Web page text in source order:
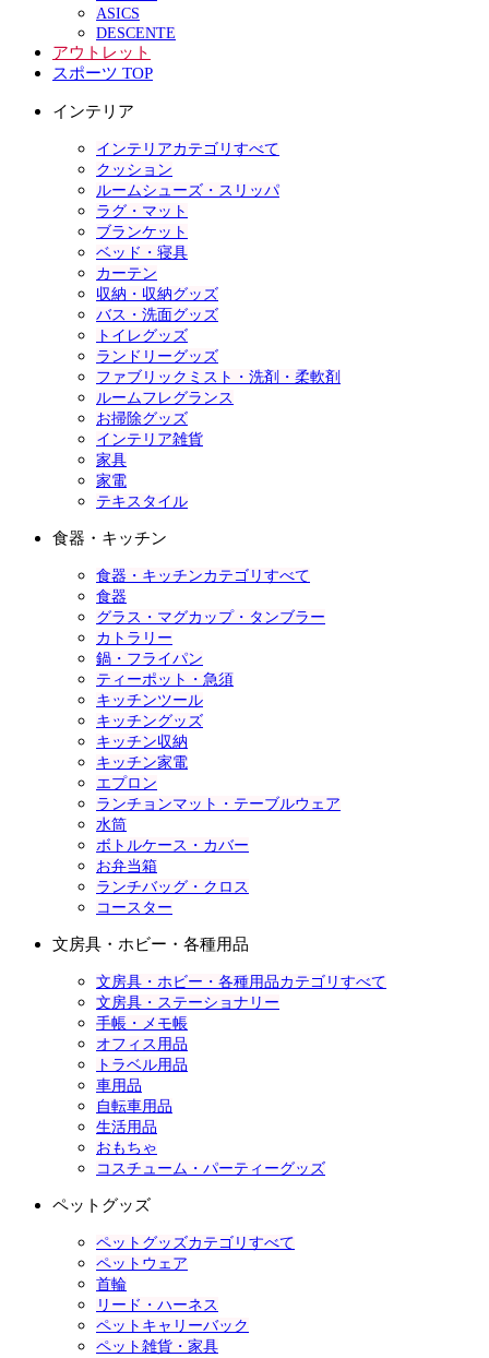
ASICS
DESCENTE
アウトレット
スポーツ TOP
インテリア
インテリアカテゴリすべて
クッション
ルームシューズ・スリッパ
ラグ・マット
ブランケット
ベッド・寝具
カーテン
収納・収納グッズ
バス・洗面グッズ
トイレグッズ
ランドリーグッズ
ファブリックミスト・洗剤・柔軟剤
ルームフレグランス
お掃除グッズ
インテリア雑貨
家具
家電
テキスタイル
食器・キッチン
食器・キッチンカテゴリすべて
食器
グラス・マグカップ・タンブラー
カトラリー
鍋・フライパン
ティーポット・急須
キッチンツール
キッチングッズ
キッチン収納
キッチン家電
エプロン
ランチョンマット・テーブルウェア
水筒
ボトルケース・カバー
お弁当箱
ランチバッグ・クロス
コースター
文房具・ホビー・各種用品
文房具・ホビー・各種用品カテゴリすべて
文房具・ステーショナリー
手帳・メモ帳
オフィス用品
トラベル用品
車用品
自転車用品
生活用品
おもちゃ
コスチューム・パーティーグッズ
ペットグッズ
ペットグッズカテゴリすべて
ペットウェア
首輪
リード・ハーネス
ペットキャリーバック
ペット雑貨・家具